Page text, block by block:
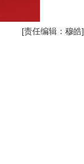
[责任编辑：穆皓]